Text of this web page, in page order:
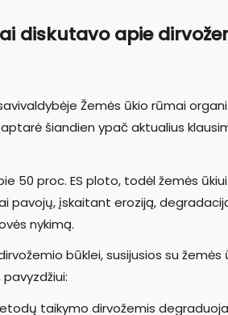
diskutavo apie
Žemės ūkio rūmai
šiandien ypač aktualius
50 proc. ES ploto, todėl žemės
pavojų, įskaitant eroziją,
nykimą.
būklei, susijusios su
taikymo dirvožemis